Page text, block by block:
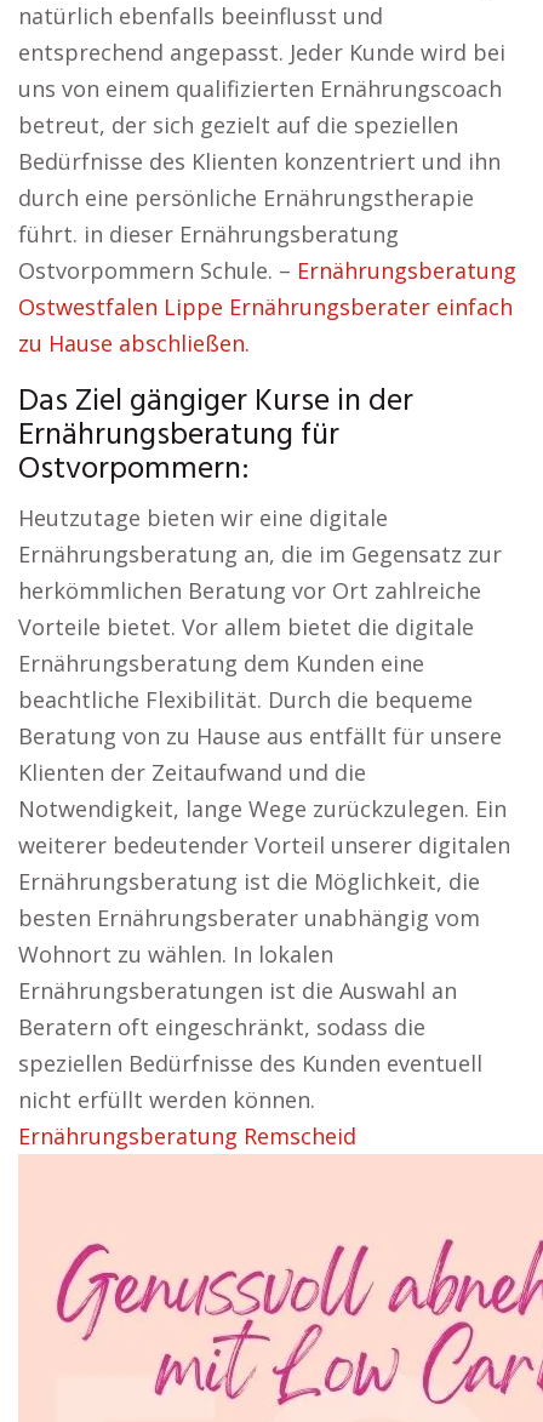
natürlich ebenfalls beeinflusst und
entsprechend angepasst. Jeder Kunde wird bei
uns von einem qualifizierten Ernährungscoach
betreut, der sich gezielt auf die speziellen
Bedürfnisse des Klienten konzentriert und ihn
durch eine persönliche Ernährungstherapie
führt. in dieser Ernährungsberatung
Ostvorpommern Schule. – Ernährungsberatung
Ostwestfalen Lippe Ernährungsberater einfach
zu Hause abschließen.
Das Ziel gängiger Kurse in der
Ernährungsberatung für
Ostvorpommern:
Heutzutage bieten wir eine digitale
Ernährungsberatung an, die im Gegensatz zur
herkömmlichen Beratung vor Ort zahlreiche
Vorteile bietet. Vor allem bietet die digitale
Ernährungsberatung dem Kunden eine
beachtliche Flexibilität. Durch die bequeme
Beratung von zu Hause aus entfällt für unsere
Klienten der Zeitaufwand und die
Notwendigkeit, lange Wege zurückzulegen. Ein
weiterer bedeutender Vorteil unserer digitalen
Ernährungsberatung ist die Möglichkeit, die
besten Ernährungsberater unabhängig vom
Wohnort zu wählen. In lokalen
Ernährungsberatungen ist die Auswahl an
Beratern oft eingeschränkt, sodass die
speziellen Bedürfnisse des Kunden eventuell
nicht erfüllt werden können.
Ernährungsberatung Remscheid